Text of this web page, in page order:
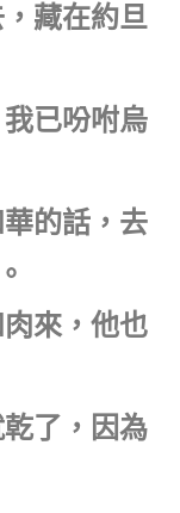
藏在約旦
已吩咐烏
的話，去
來，他也
了，因為